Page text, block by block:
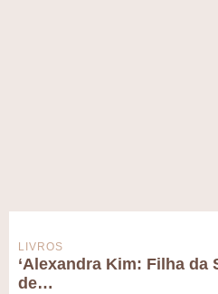
LIVROS
‘Alexandra Kim: Filha da
de…